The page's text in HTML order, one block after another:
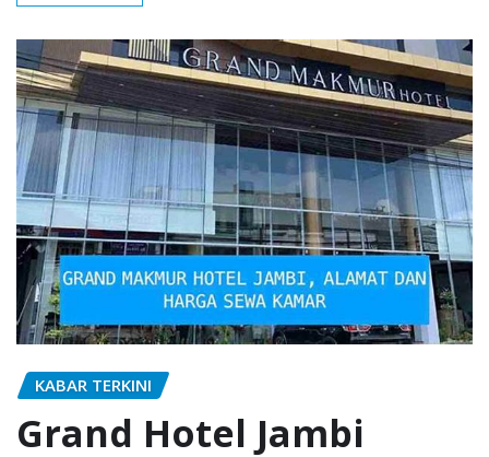
KABAR TERKINI
Grand Hotel Jambi